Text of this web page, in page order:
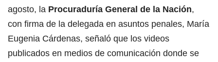
agosto, la Procuraduría General de la Nación,
con firma de la delegada en asuntos penales, María
Eugenia Cárdenas, señaló que los videos
publicados en medios de comunicación donde se